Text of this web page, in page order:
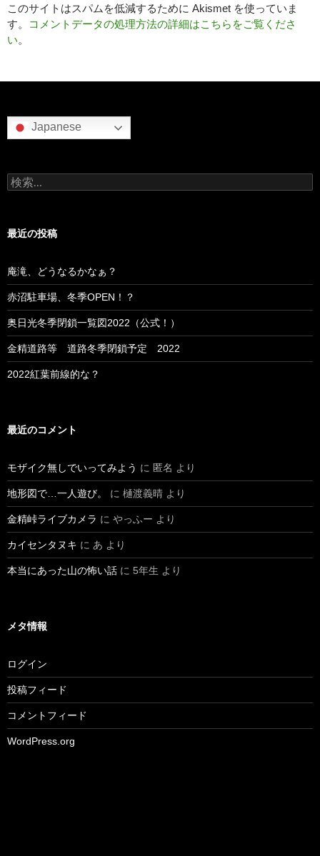
このサイトはスパムを低減するために Akismet を使っていま
す。
コメントデータの処理方法の詳細はこちらをご覧くださ
い。
Japanese
検
索:
最近の投稿
庵滝、どうなるかなぁ？
赤沼駐車場、冬季OPEN！？
奥日光冬季閉鎖一覧図2022（公式！）
金精道路等 道路冬季閉鎖予定 2022
2022紅葉前線的な？
最近のコメント
モザイク無しでいってみよう に 匿名 より
地形図で…一人遊び。 に 樋渡義晴 より
金精峠ライブカメラ に やっふー より
カイセンタヌキ に あ より
本当にあった山の怖い話 に 5年生 より
メタ情報
ログイン
投稿フィード
コメントフィード
WordPress.org